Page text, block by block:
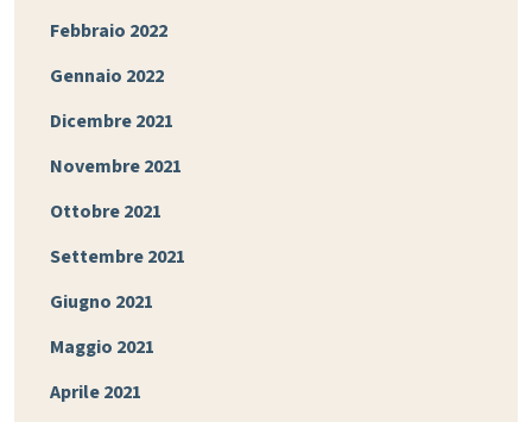
Febbraio 2022
Gennaio 2022
Dicembre 2021
Novembre 2021
Ottobre 2021
Settembre 2021
Giugno 2021
Maggio 2021
Aprile 2021